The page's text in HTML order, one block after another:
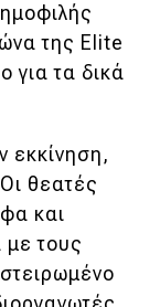
της Elite
για τα δικά
εκκίνηση,
θεατές
και
με τους